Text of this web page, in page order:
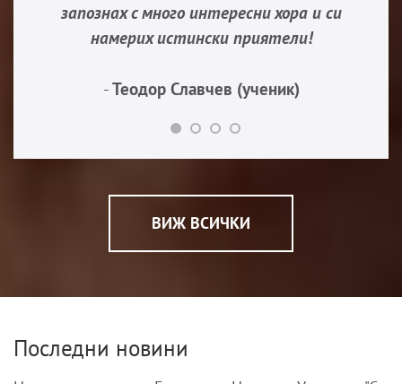
запознах с много интересни хора и си
намерих истински приятели!
-Теодор Славчев (ученик)
ВИЖ ВСИЧКИ
Последни новини